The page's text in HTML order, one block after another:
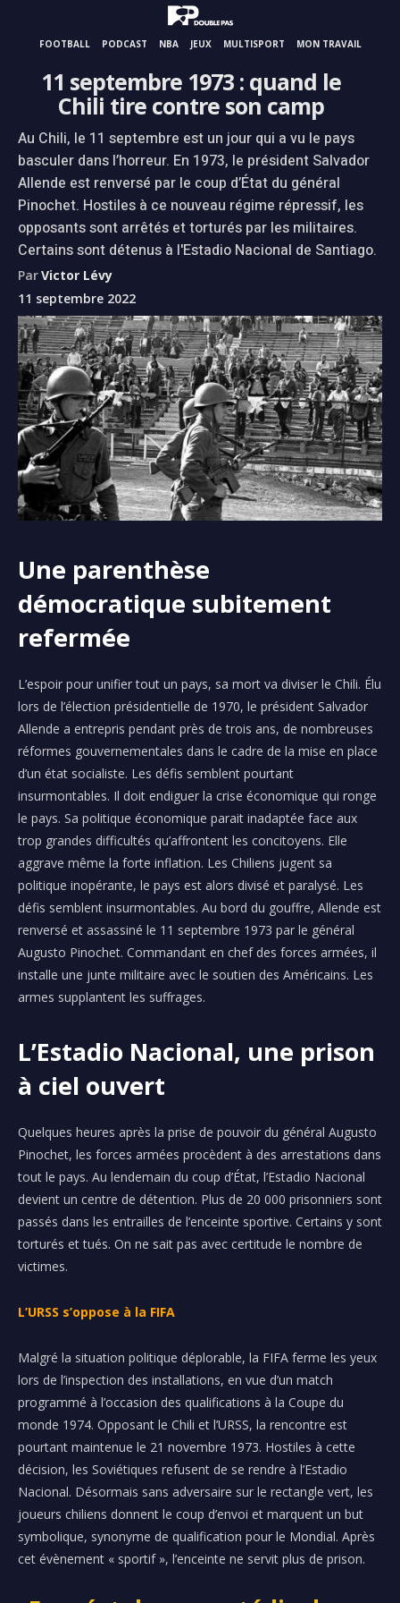
FOOTBALL PODCAST NBA JEUX MULTISPORT MON TRAVAIL
11 septembre 1973 : quand le
Chili tire contre son camp
Au Chili, le 11 septembre est un jour qui a vu le pays
basculer dans l’horreur. En 1973, le président Salvador
Allende est renversé par le coup d’État du général
Pinochet. Hostiles à ce nouveau régime répressif, les
opposants sont arrêtés et torturés par les militaires.
Certains sont détenus à l'Estadio Nacional de Santiago.
ParVictor Lévy
11 septembre 2022
Une parenthèse
démocratique subitement
refermée
L’espoir pour unifier tout un pays, sa mort va diviser le Chili. Élu
lors de l’élection présidentielle de 1970, le président Salvador
Allende a entrepris pendant près de trois ans, de nombreuses
réformes gouvernementales dans le cadre de la mise en place
d’un état socialiste. Les défis semblent pourtant
insurmontables. Il doit endiguer la crise économique qui ronge
le pays. Sa politique économique parait inadaptée face aux
trop grandes difficultés qu’affrontent les concitoyens. Elle
aggrave même la forte inflation. Les Chiliens jugent sa
politique inopérante, le pays est alors divisé et paralysé. Les
défis semblent insurmontables. Au bord du gouffre, Allende est
renversé et assassiné le 11 septembre 1973 par le général
Augusto Pinochet. Commandant en chef des forces armées, il
installe une junte militaire avec le soutien des Américains. Les
armes supplantent les suffrages.
L’Estadio Nacional, une prison
à ciel ouvert
Quelques heures après la prise de pouvoir du général Augusto
Pinochet, les forces armées procèdent à des arrestations dans
tout le pays. Au lendemain du coup d’État, l’Estadio Nacional
devient un centre de détention. Plus de 20 000 prisonniers sont
passés dans les entrailles de l’enceinte sportive. Certains y sont
torturés et tués. On ne sait pas avec certitude le nombre de
victimes.
L’URSS s’oppose à la FIFA
Malgré la situation politique déplorable, la FIFA ferme les yeux
lors de l’inspection des installations, en vue d’un match
programmé à l’occasion des qualifications à la Coupe du
monde 1974. Opposant le Chili et l’URSS, la rencontre est
pourtant maintenue le 21 novembre 1973. Hostiles à cette
décision, les Soviétiques refusent de se rendre à l’Estadio
Nacional. Désormais sans adversaire sur le rectangle vert, les
joueurs chiliens donnent le coup d’envoi et marquent un but
symbolique, synonyme de qualification pour le Mondial. Après
cet évènement « sportif », l’enceinte ne servit plus de prison.